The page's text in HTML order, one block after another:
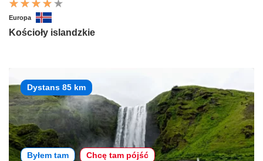
Europa
Kościoły islandzkie
Dystans 85 km
Byłem tam Chcę tam pójść